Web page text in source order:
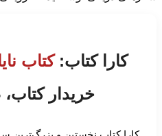
کارا کتاب:کتاب
خریدار